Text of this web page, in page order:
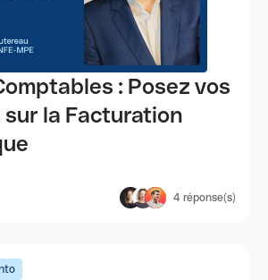
: Posez vos
la Facturation
4 réponse(s)